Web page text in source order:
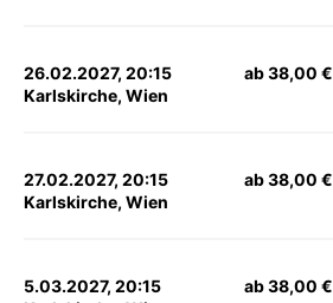
26.02.2027, 20:15
Karlskirche, Wien
ab 38,00 €
27.02.2027, 20:15
Karlskirche, Wien
ab 38,00 €
5.03.2027, 20:15
ab 38,00 €